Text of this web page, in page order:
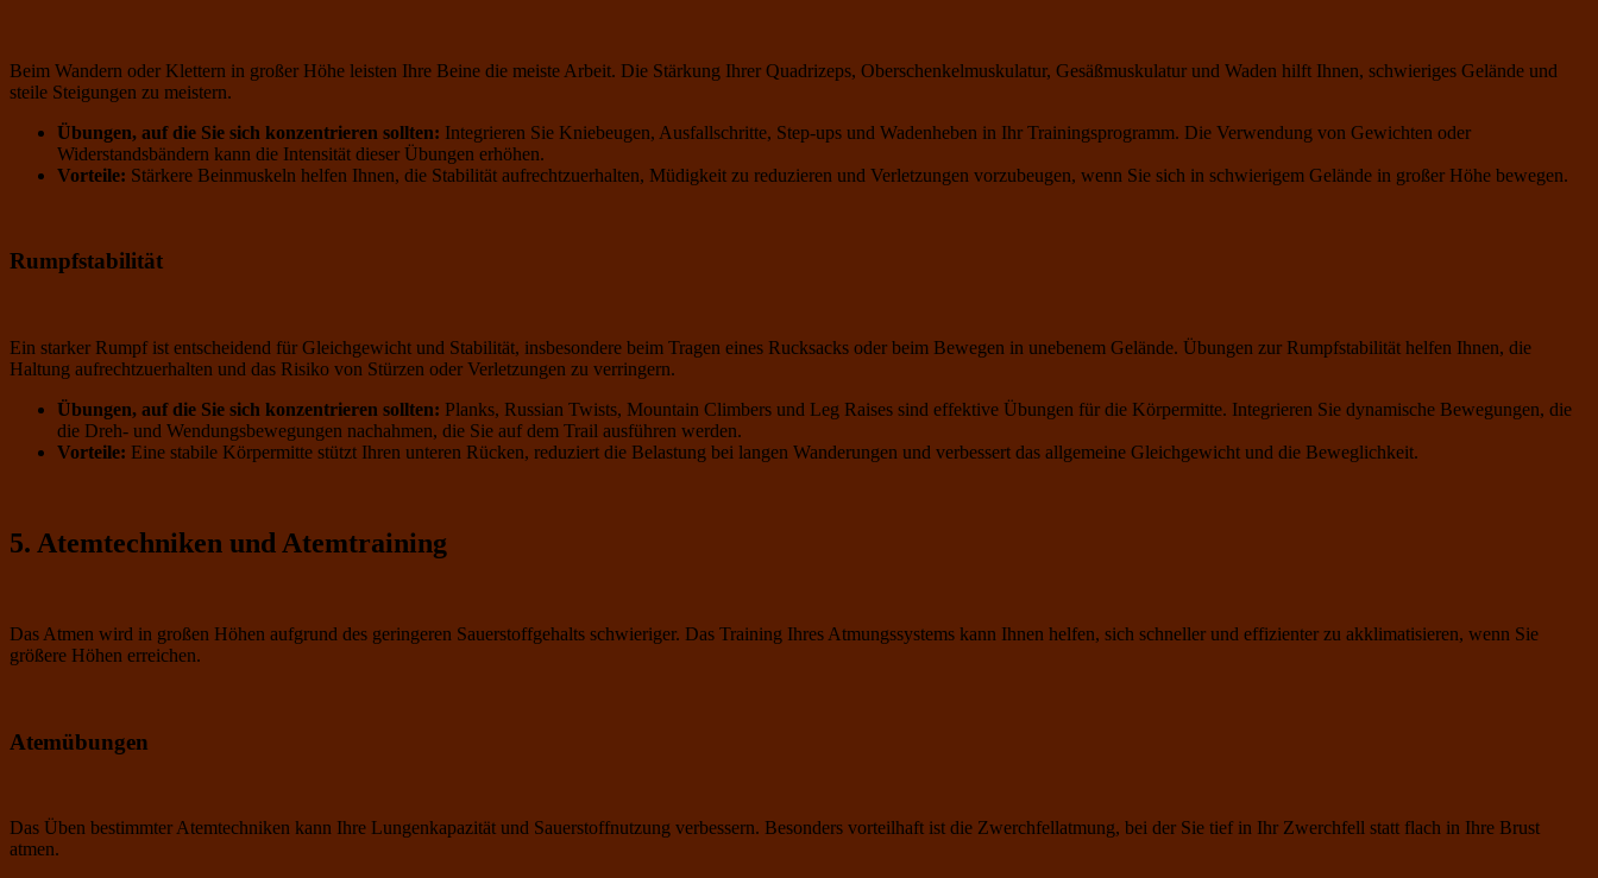
Beim Wandern oder Klettern in großer Höhe leisten Ihre Beine die meiste Arbeit. Die Stärkung Ihrer Quadrizeps, Oberschenkelmuskulatur, Gesäßmuskulatur und Waden hilft Ihnen, schwieriges Gelände und
steile Steigungen zu meistern.
Übungen, auf die Sie sich konzentrieren sollten: Integrieren Sie Kniebeugen, Ausfallschritte, Step-ups und Wadenheben in Ihr Trainingsprogramm. Die Verwendung von Gewichten oder
Widerstandsbändern kann die Intensität dieser Übungen erhöhen.
Vorteile: Stärkere Beinmuskeln helfen Ihnen, die Stabilität aufrechtzuerhalten, Müdigkeit zu reduzieren und Verletzungen vorzubeugen, wenn Sie sich in schwierigem Gelände in großer Höhe bewegen.
Rumpfstabilität
Ein starker Rumpf ist entscheidend für Gleichgewicht und Stabilität, insbesondere beim Tragen eines Rucksacks oder beim Bewegen in unebenem Gelände. Übungen zur Rumpfstabilität helfen Ihnen, die
Haltung aufrechtzuerhalten und das Risiko von Stürzen oder Verletzungen zu verringern.
Übungen, auf die Sie sich konzentrieren sollten: Planks, Russian Twists, Mountain Climbers und Leg Raises sind effektive Übungen für die Körpermitte. Integrieren Sie dynamische Bewegungen, die
die Dreh- und Wendungsbewegungen nachahmen, die Sie auf dem Trail ausführen werden.
Vorteile: Eine stabile Körpermitte stützt Ihren unteren Rücken, reduziert die Belastung bei langen Wanderungen und verbessert das allgemeine Gleichgewicht und die Beweglichkeit.
5. Atemtechniken und Atemtraining
Das Atmen wird in großen Höhen aufgrund des geringeren Sauerstoffgehalts schwieriger. Das Training Ihres Atmungssystems kann Ihnen helfen, sich schneller und effizienter zu akklimatisieren, wenn Sie
größere Höhen erreichen.
Atemübungen
Das Üben bestimmter Atemtechniken kann Ihre Lungenkapazität und Sauerstoffnutzung verbessern. Besonders vorteilhaft ist die Zwerchfellatmung, bei der Sie tief in Ihr Zwerchfell statt flach in Ihre Brust
atmen.